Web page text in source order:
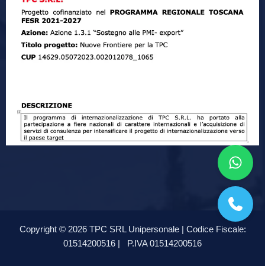
Copyright © 2026 TPC SRL Unipersonale | Codice Fiscale:
01514200516 |
P.IVA 01514200516